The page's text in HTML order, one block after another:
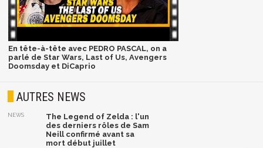
En tête-à-tête avec PEDRO PASCAL, on a
parlé de Star Wars, Last of Us, Avengers
Doomsday et DiCaprio
AUTRES NEWS
NEWS
The Legend of Zelda : l'un
des derniers rôles de Sam
Neill confirmé avant sa
mort début juillet